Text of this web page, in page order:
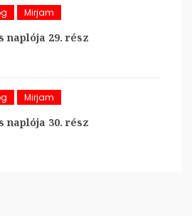
Mirjam
naplója 29. rész
Mirjam
naplója 30. rész